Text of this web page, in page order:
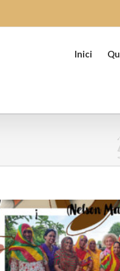
Inici